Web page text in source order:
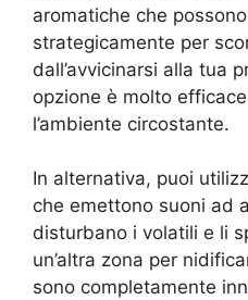
aromatiche che
strategicamente per
dall’avvicinarsi alla tua
opzione è molto
l’ambiente circostante.
In alternativa, puoi
che emettono suoni ad
disturbano i volatili e li
un’altra zona per
sono completamente